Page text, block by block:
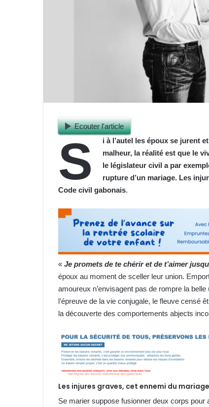
Ecouter l'article
S
i à l’autel les époux se jurent
malheur, la réalité est que le
le législateur civil a par
rupture d’un mariage. Les
Code civil gabonais.
« Je promets de te chérir et de t’aimer
époux au moment de sceller leur union.
amoureux n’envisagent pas de rompre la
l’épreuve de la vie conjugale, le fleuve censé
la découverte des comportements abjects
Les injures graves, cet ennemi du mariage
Se marier suppose fusionner deux corps